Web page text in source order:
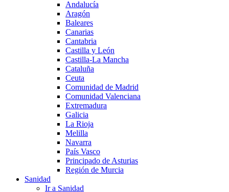
Andalucía
Aragón
Baleares
Canarias
Cantabria
Castilla y León
Castilla-La Mancha
Cataluña
Ceuta
Comunidad de Madrid
Comunidad Valenciana
Extremadura
Galicia
La Rioja
Melilla
Navarra
País Vasco
Principado de Asturias
Región de Murcia
Sanidad
Ir a Sanidad